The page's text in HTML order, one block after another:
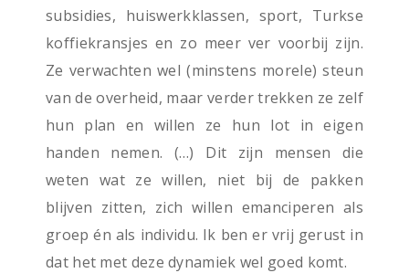
subsidies, huiswerkklassen, sport, Turkse
koffiekransjes en zo meer ver voorbij zijn.
Ze verwachten wel (minstens morele) steun
van de overheid, maar verder trekken ze zelf
hun plan en willen ze hun lot in eigen
handen nemen. (…) Dit zijn mensen die
weten wat ze willen, niet bij de pakken
blijven zitten, zich willen emanciperen als
groep én als individu. Ik ben er vrij gerust in
dat het met deze dynamiek wel goed komt.